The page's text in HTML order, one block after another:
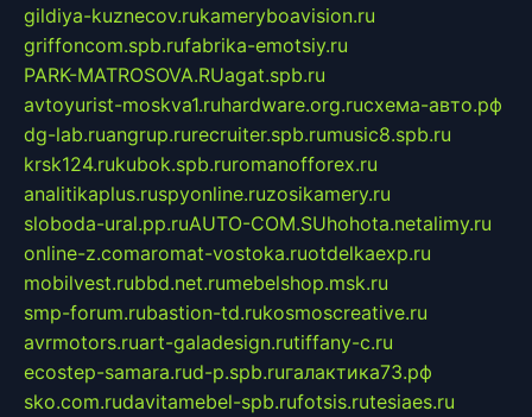
gildiya-kuznecov.rukameryboavision.ru
griffoncom.spb.rufabrika-emotsiy.ru
PARK-MATROSOVA.RUagat.spb.ru
avtoyurist-moskva1.ruhardware.org.ruсхема-авто.рф
dg-lab.ruangrup.rurecruiter.spb.rumusic8.spb.ru
krsk124.rukubok.spb.ruromanofforex.ru
analitikaplus.ruspyonline.ruzosikamery.ru
sloboda-ural.pp.ruAUTO-COM.SUhohota.netalimy.ru
online-z.comaromat-vostoka.ruotdelkaexp.ru
mobilvest.rubbd.net.rumebelshop.msk.ru
smp-forum.rubastion-td.rukosmoscreative.ru
avrmotors.ruart-galadesign.rutiffany-c.ru
ecostep-samara.rud-p.spb.ruгалактика73.рф
sko.com.rudavitamebel-spb.rufotsis.rutesiaes.ru